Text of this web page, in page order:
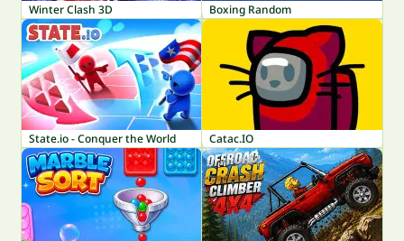
Winter Clash 3D Boxing Random
State.io - Conquer the World Catac.IO